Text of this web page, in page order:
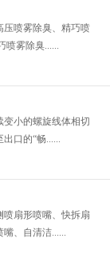
压喷雾除臭、精巧喷
雾除臭......
小的螺旋线体相切
口的“畅......
扇形喷嘴、快拆扇
、自清洁......